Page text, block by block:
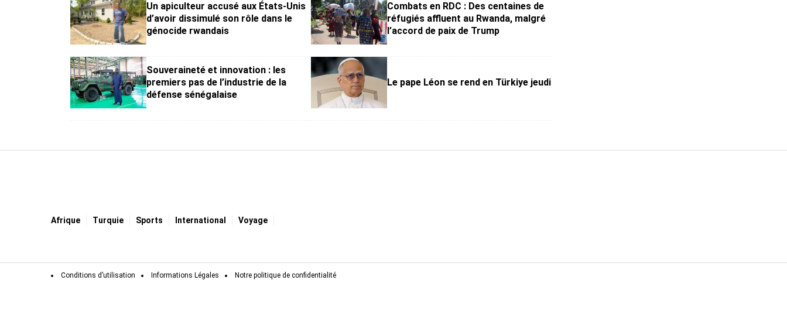
Un apiculteur accusé aux États-Unis
d’avoir dissimulé son rôle dans le
génocide rwandais
Combats en RDC : Des centaines de
réfugiés affluent au Rwanda, malgré
l’accord de paix de Trump
Souveraineté et innovation : les
premiers pas de l’industrie de la
défense sénégalaise
Le pape Léon se rend en Türkiye jeudi
Afrique Turquie Sports International Voyage
Conditions d’utilisation Informations Légales Notre politique de confidentialité